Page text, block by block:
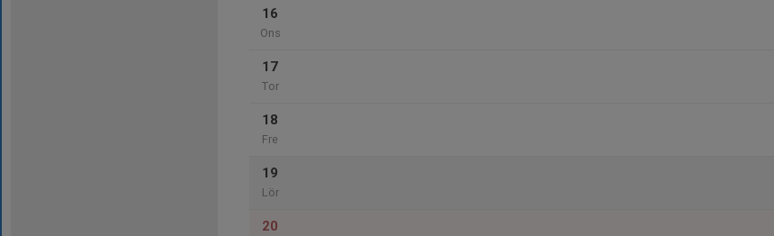
16
Ons
17
Tor
18
Fre
19
Lör
20